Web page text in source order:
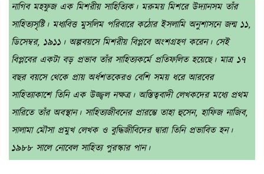
নাগিব মহফুজ এক মিশরীয় সাহিত্যিক। মরুময় মিশরে উদ্যানসম তাঁর
সাহিত্যসৃষ্টি। মধ্যবিত্ত মুসলিম পরিবারে কঠোর ইসলামি অনুশাসনে জন্ম ১১,
ডিসেম্বর, ১৯১১। অল্পবয়সে মিশরীয় বিপ্লবে অংশগ্রহণ করেন। সেই
বিপ্লবের একটা বড় প্রভাব তাঁর সাহিত্যকর্মে প্রতিফলিত হয়েছে। মাত্র ১৭
বছর বয়সে থেকে প্রায় অর্ধশতকেরও বেশি সময় ধরে আরবের
সাহিত্যাকাশে তিনি এক উজ্জ্বল নক্ষত্র। অস্তিত্ববাদী লেখকদের মধ্যে প্রথম
সারিতে তাঁর অবস্থান। সাহিত্যজীবনের প্রারম্ভে তাহা হুসেন, হাফিজ নাজিব,
সালামা মৌসা প্রমুখ লেখক ও বুদ্ধিজীবিদের দ্বারা তিনি প্রভাবিত হন।
১৯৮৮ সালে নোবেল সাহিত্য পুরস্কার পান।